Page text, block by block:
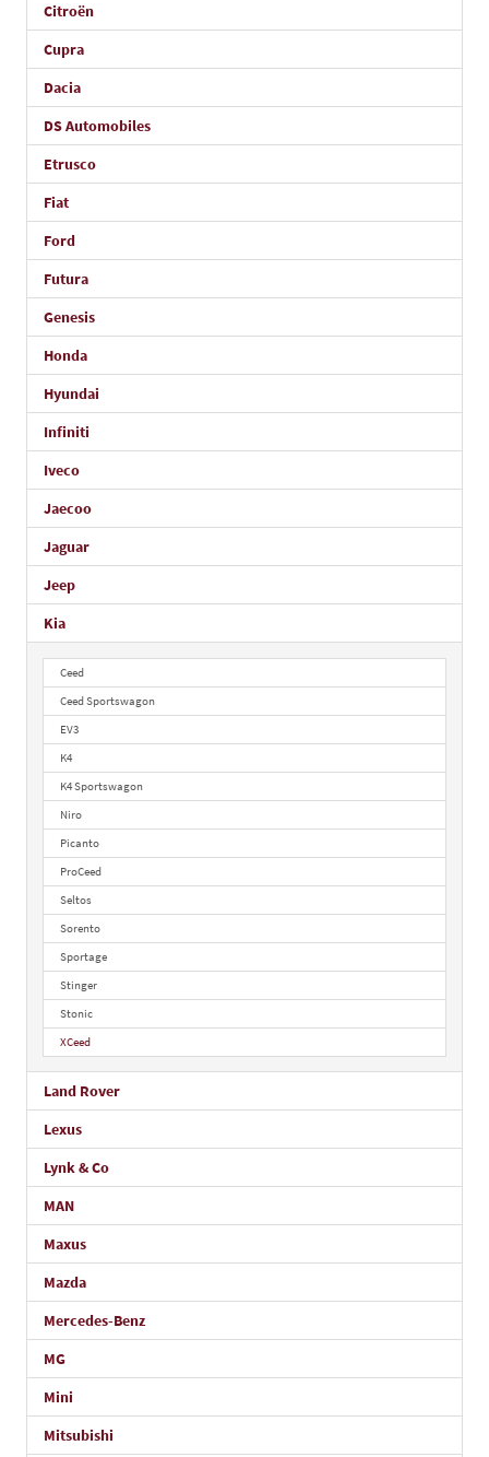
Citroën
Cupra
Dacia
DS Automobiles
Etrusco
Fiat
Ford
Futura
Genesis
Honda
Hyundai
Infiniti
Iveco
Jaecoo
Jaguar
Jeep
Kia
Ceed
Ceed Sportswagon
EV3
K4
K4 Sportswagon
Niro
Picanto
ProCeed
Seltos
Sorento
Sportage
Stinger
Stonic
XCeed
Land Rover
Lexus
Lynk & Co
MAN
Maxus
Mazda
Mercedes-Benz
MG
Mini
Mitsubishi